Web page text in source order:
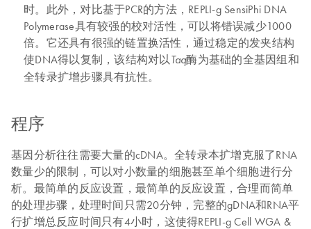
时。此外，对比基于PCR的方法，REPLI-g SensiPhi DNA
Polymerase具有较强的校对活性，可以将错误减少1000
倍。它还具有很强的链置换活性，通过稳定的发夹结构
使DNA得以复制，该结构对以 Taq酶为基础的全基因组和
全转录扩增步骤具有抗性。
程序
基因分析往往需要大量的cDNA。全转录本扩增克服了RNA
数量少的限制，可以对小数量的细胞甚至单个细胞进行分
析。最简单的反应设置，最简单的反应设置，合理而简单
的处理步骤，处理时间只需20分钟，完整的gDNA和RNA平
行扩增总反应时间只有4小时，这使得REPLI-g Cell WGA &